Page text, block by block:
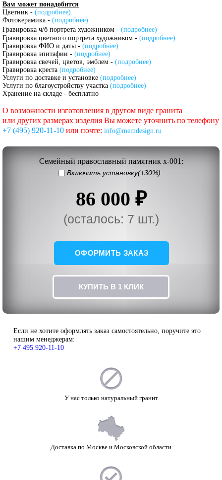
Вам может понадобится
Цветник - (подробнее)
Фотокерамика - (подробнее)
Гравировка ч/б портрета художником - (подробнее)
Гравировка цветного портрета художником - (подробнее)
Гравировка ФИО и даты - (подробнее)
Гравировка эпитафии - (подробнее)
Гравировка свечей, цветов, эмблем - (подробнее)
Гравировка креста (подробнее)
Услуги по доставке и установке (подробнее)
Услуги по благоустройству участка (подробнее)
Хранение на складе - бесплатно
О возможности изготовления в другом виде гранита
или других размерах изделия Вы можете уточнить по телефону
+7 (495) 920-11-10 или почте: info@memdesign.ru
Семейный православный памятник x-001:
Включить установку(+30%)
86 000 ₽
(осталось: 7 шт.)
ОФОРМИТЬ ЗАКАЗ
КУПИТЬ В 1 КЛИК
Если не хотите оформлять заказ самостоятельно, поручите это
нашим менеджерам:
+7 495 920-11-10
У нас только натуральный гранит
Доставка по Москве и Московской области